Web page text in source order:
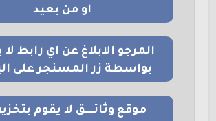
او من بعيد
المرجو الابلاغ عن اي رابط
بواسطة زر المسنجر على
موقع وثائــــق لا يقوم